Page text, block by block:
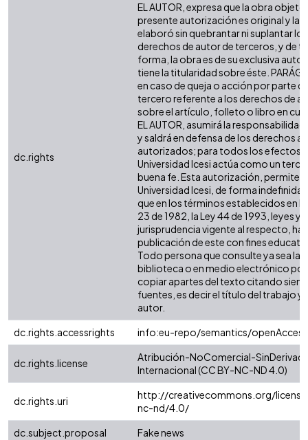
dc.rights
EL AUTOR, expresa que la obra objeto
presente autorización es original y la
elaboró sin quebrantar ni suplantar los
derechos de autor de terceros, y de
forma, la obra es de su exclusiva
tiene la titularidad sobre éste.
en caso de queja o acción por parte
tercero referente a los derechos de
sobre el artículo, folleto o libro en
EL AUTOR, asumirá la
y saldrá en defensa de los derechos
autorizados; para todos los efectos,
Universidad Icesi actúa como un
buena fe. Esta autorización, permite a
Universidad Icesi, de forma indefinida,
que en los términos establecidos en la
23 de 1982, la Ley 44 de 1993, leyes y
jurisprudencia vigente al respecto,
publicación de este con fines
Todo persona que consulte ya sea la
biblioteca o en medio electrónico
copiar apartes del texto citando
fuentes, es decir el título del trabajo y
autor.
dc.rights.accessrights
info:eu-repo/semantics/openAccess
dc.rights.license
Atribución-NoComercial-
Internacional (CC BY-NC-ND 4.0)
dc.rights.uri
http://creativecommons.org/
nc-nd/4.0/
dc.subject.proposal
Fake news